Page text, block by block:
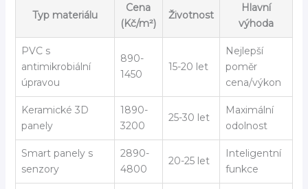
Typ materiálu
Cena
(Kč/m²)
Životnost
Hlavní
výhoda
PVC s
antimikrobiální
úpravou
890-
1450
15-20 let
Nejlepší
poměr
cena/výkon
Keramické 3D
panely
1890-
3200
25-30 let
Maximální
odolnost
Smart panely s
senzory
2890-
4800
20-25 let
Inteligentní
funkce